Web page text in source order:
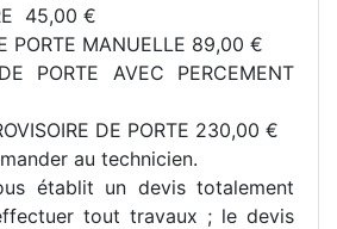
45,00 €
PORTE MANUELLE 89,00 €
PORTE AVEC PERCEMENT
DE PORTE 230,00 €
au technicien.
établit un devis totalement
tout travaux ; le devis